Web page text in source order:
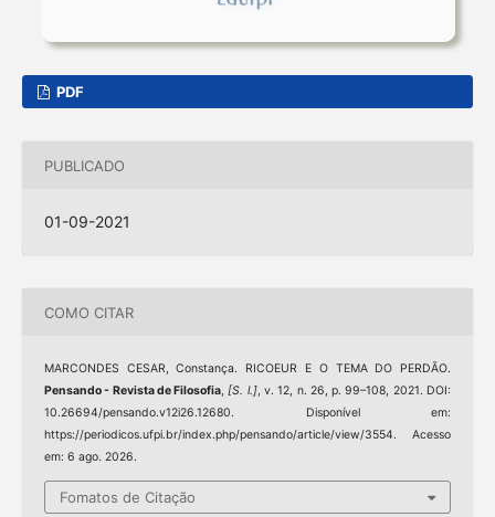
PDF
PUBLICADO
01-09-2021
COMO CITAR
MARCONDES CESAR, Constança. RICOEUR E O TEMA DO PERDÃO.
Pensando - Revista de Filosofia,[S. l.], v. 12, n. 26, p. 99–108, 2021. DOI:
10.26694/pensando.v12i26.12680. Disponível em:
https://periodicos.ufpi.br/index.php/pensando/article/view/3554. Acesso
em: 6 ago. 2026.
Fomatos de Citação